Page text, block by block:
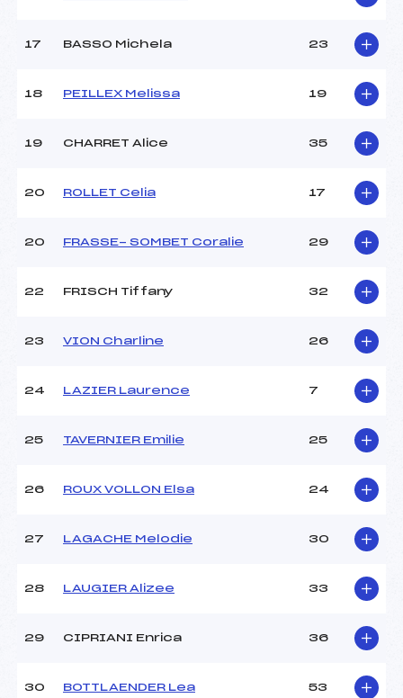
17 BASSO Michela 23
18 PEILLEX Melissa 19
19 CHARRET Alice 35
20 ROLLET Celia 17
20 FRASSE- SOMBET Coralie 29
22 FRISCH Tiffany 32
23 VION Charline 26
24 LAZIER Laurence 7
25 TAVERNIER Emilie 25
26 ROUX VOLLON Elsa 24
27 LAGACHE Melodie 30
28 LAUGIER Alizee 33
29 CIPRIANI Enrica 36
30 BOTTLAENDER Lea 53